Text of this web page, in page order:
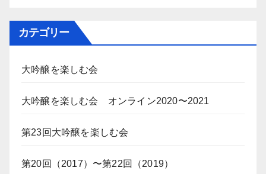
カテゴリー
大吟醸を楽しむ会
大吟醸を楽しむ会 オンライン2020〜2021
第23回大吟醸を楽しむ会
第20回（2017）〜第22回（2019）